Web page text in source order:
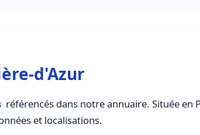
d'Azur
référencés dans notre annuaire. Située en
et localisations.